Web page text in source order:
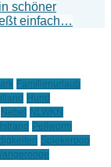
schöner
einfach…
Familienurlaub
Hund
Nebel NLWKN
Pellworm
Spiekeroog